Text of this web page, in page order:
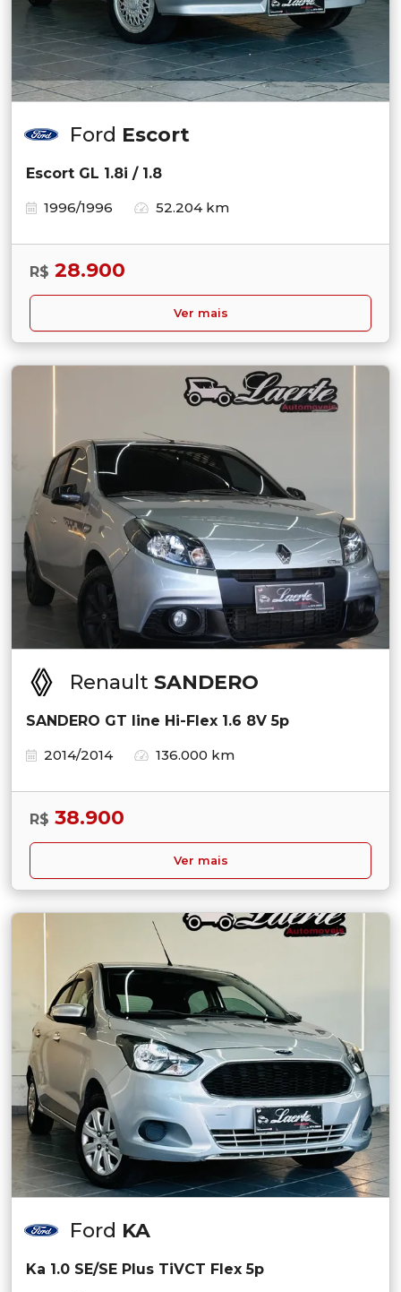
Ford Escort
Escort GL 1.8i / 1.8
1996/1996
52.204 km
R$ 28.900
Ver mais
Renault SANDERO
SANDERO GT line Hi-Flex 1.6 8V 5p
2014/2014
136.000 km
R$ 38.900
Ver mais
Ford KA
Ka 1.0 SE/SE Plus TiVCT Flex 5p